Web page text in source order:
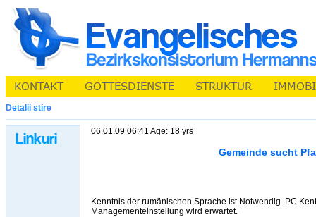
Detalii stire
06.01.09 06:41 Age: 18 yrs
Gemeinde sucht
Kenntnis der rumänischen Sprache ist Notwendig. PC
Managementeinstellung wird erwartet.